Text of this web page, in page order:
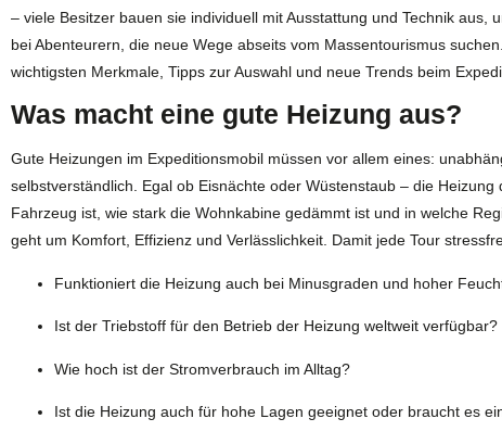
– viele Besitzer bauen sie individuell mit Ausstattung und Technik
bei Abenteurern, die neue Wege abseits vom Massentourismus
wichtigsten Merkmale, Tipps zur Auswahl und neue Trends beim
Was macht eine gute Heizung aus?
Gute Heizungen im Expeditionsmobil müssen vor allem eines:
selbstverständlich. Egal ob Eisnächte oder Wüstenstaub – die
Fahrzeug ist, wie stark die Wohnkabine gedämmt ist und in welche
geht um Komfort, Effizienz und Verlässlichkeit. Damit jede Tour
Funktioniert die Heizung auch bei Minusgraden und hoher
Ist der Triebstoff für den Betrieb der Heizung weltweit verfügbar?
Wie hoch ist der Stromverbrauch im Alltag?
Ist die Heizung auch für hohe Lagen geeignet oder braucht es